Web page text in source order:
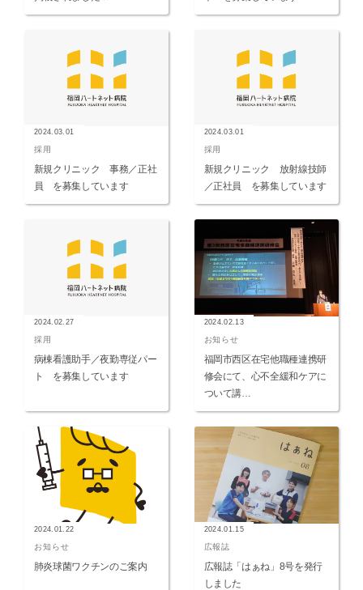
2024.03.01
採用
新規クリニック 事務／正社
員 を募集しています
2024.03.01
採用
新規クリニック 放射線技師
／正社員 を募集しています
2024.02.27
採用
病棟看護助手／夜勤専従パー
ト を募集しています
2024.02.13
お知らせ
福岡市西区在宅他職種連携研
修会にて、心不全緩和ケアに
ついて講…
2024.01.22
お知らせ
肺炎球菌ワクチンのご案内
2024.01.15
広報誌
広報誌「はぁね」8号を発行
しました